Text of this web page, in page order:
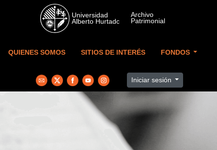
Skip to main content
QUIENES SOMOS SITIOS DE INTERÉS FONDOS
Iniciar sesión